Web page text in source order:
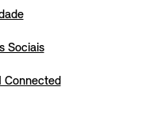
Sociais
Connected